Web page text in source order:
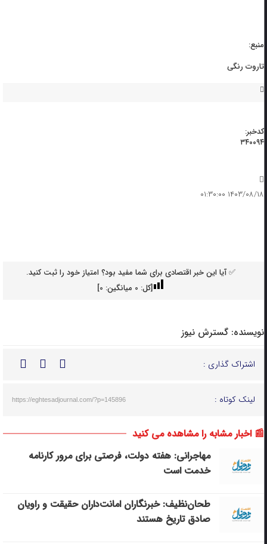
منبع:
تاروت رنگی
کدخبر:
۳۴۰۰۹۴
۱۴۰۳/۰۸/۱۸ ۰۱:۳۰:۰۰
✅ آیا این خبر اقتصادی برای شما مفید بود؟ امتیاز خود را ثبت کنید.
[کل: 0میانگین: 0
]
نویسنده: گسترش نیوز
اشتراک گذاری :
لینک کوتاه : https://eghtesadjournal.com/?p=145896
📰 اخبار مشابه را مشاهده می کنید
مهاجرانی: هفته دولت، فرصتی برای مرور کارنامه
خدمت است
طحان‌نظیف: خبرنگاران امانت‌داران حقیقت و راویان
صادق تاریخ‌ هستند